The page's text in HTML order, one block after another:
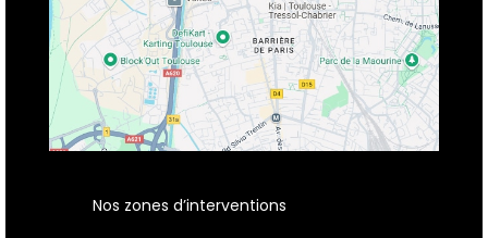
Nos zones d’interventions